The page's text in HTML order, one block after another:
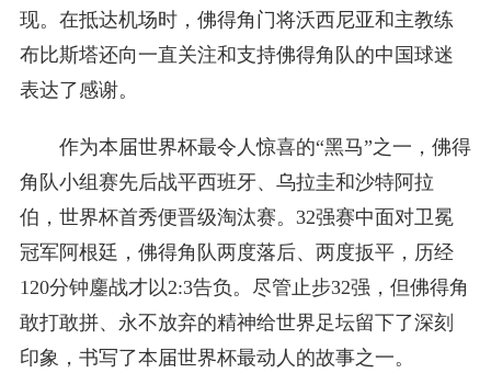
现。在抵达机场时，佛得角门将沃西尼亚和主教练
布比斯塔还向一直关注和支持佛得角队的中国球迷
表达了感谢。
作为本届世界杯最令人惊喜的“黑马”之一，佛得
角队小组赛先后战平西班牙、乌拉圭和沙特阿拉
伯，世界杯首秀便晋级淘汰赛。32强赛中面对卫冕
冠军阿根廷，佛得角队两度落后、两度扳平，历经
120分钟鏖战才以2:3告负。尽管止步32强，但佛得角
敢打敢拼、永不放弃的精神给世界足坛留下了深刻
印象，书写了本届世界杯最动人的故事之一。